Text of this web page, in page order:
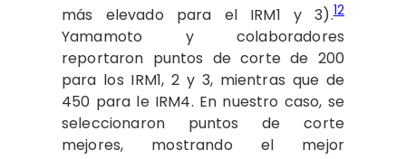
más elevado para el IRM1 y 3).12
Yamamoto y colaboradores
reportaron puntos de corte de 200
para los IRM1, 2 y 3, mientras que de
450 para le IRM4. En nuestro caso, se
seleccionaron puntos de corte
mejores, mostrando el mejor